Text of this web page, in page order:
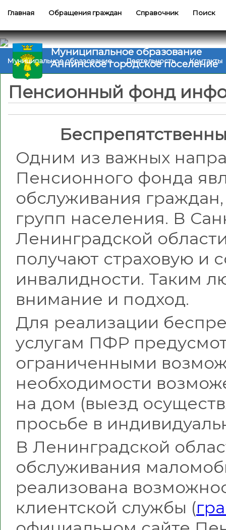
Главная Обращения граждан Справочник Поиск
Муниципальное образование
Аннинское городское поселение
Муниципальное образование Деятельность Контакты
Пенсионный фонд
Одним из важных
Пенсионного фонда
обслуживания
групп населения. В
Ленинградской
получают страховую и
инвалидности. Таким
внимание и подход.
Для реализации
услугам ПФР
ограниченными
необходимости
на дом (выезд
просьбе в
В Ленинградской
обслуживания
реализована
клиентской службы (